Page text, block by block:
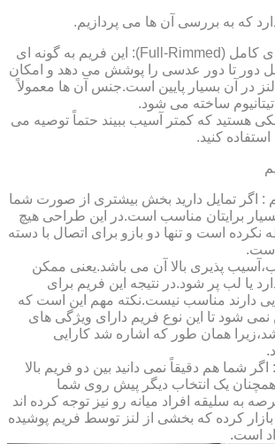
که به بررسی آن ها می پردازیم.
عینک های با فریم های کامل (Full-Rimmed): این فریم به گونه ای
دور تا دور عدسی را پوشش می دهد و امکان
در آن بسیار پایین است.جنس آن ها معمولاً
تیتانیوم ساخته می شود.
هستید که کمتر آسیب ببیند حتماً توصیه می
کنید.
: اگر تمایل دارید بخش بیشتری از صورت شما
برایتان مناسب است.در این طراحی هیچ
نکرده است و تنها دو بازو برای اتصال با دسته
پذیری بالا آن می باشد.یعنی ممکن
یا لب پر شود.در نتیجه این فریم برای
دارند مناسب نیست.نکته مهم این است که
شود تا این نوع فریم دارای ویژگی های
همان طور که اشاره شد کارایی
شما هم دقیقاً نمی دانید بین دو فریم بالا
یک انتخاب دیگر پیش روی شما
به سلیقه افراد میانه رو نیز توجه کرده اند
بازار کرده که بخشی از لنز توسط فریم پوشیده
است.